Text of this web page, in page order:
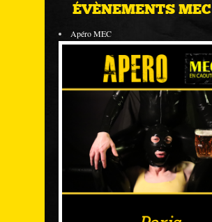
ÉVÈNEMENTS MEC
Apéro MEC